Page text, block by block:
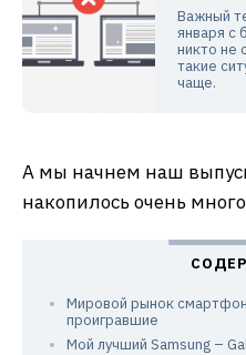
Важный
января с
никто не
такие
чаще.
А мы начнем наш
накопилось очень
Мировой рынок
проигравшие
Мой лучший Samsung –